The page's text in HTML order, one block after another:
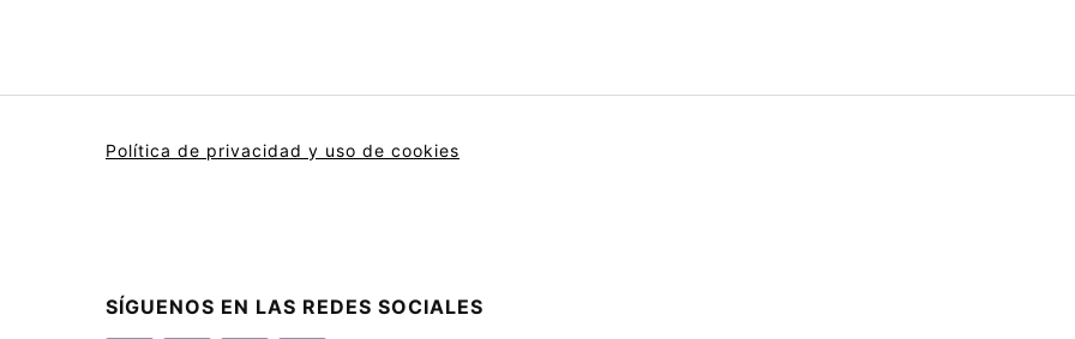
Política de privacidad y uso de cookies
SÍGUENOS EN LAS REDES SOCIALES